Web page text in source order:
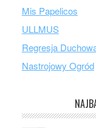
Mis Papelicos
ULLMUS
Regresja
Nastrojowy Ogród